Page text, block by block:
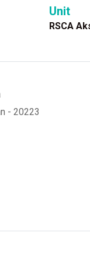
Unit
RSCA
- 20223